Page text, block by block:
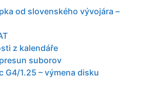
od slovenského vývojára –
z kalendáře
suborov
G4/1.25 – výmena disku